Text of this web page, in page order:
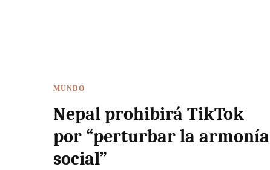
MUNDO
Nepal prohibirá TikTok
por “perturbar la armonía
social”